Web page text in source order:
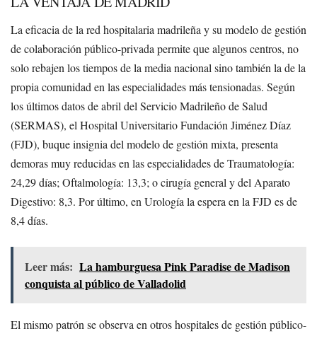
La eficacia de la red hospitalaria madrileña y su modelo de gestión
de colaboración público-privada permite que algunos centros, no
solo rebajen los tiempos de la media nacional sino también la de la
propia comunidad en las especialidades más tensionadas. Según
los últimos datos de abril del Servicio Madrileño de Salud
(SERMAS), el Hospital Universitario Fundación Jiménez Díaz
(FJD), buque insignia del modelo de gestión mixta, presenta
demoras muy reducidas en las especialidades de Traumatología:
24,29 días; Oftalmología: 13,3; o cirugía general y del Aparato
Digestivo: 8,3. Por último, en Urología la espera en la FJD es de
8,4 días.
Leer más: La hamburguesa Pink Paradise de Madison
conquista al público de Valladolid
El mismo patrón se observa en otros hospitales de gestión público-